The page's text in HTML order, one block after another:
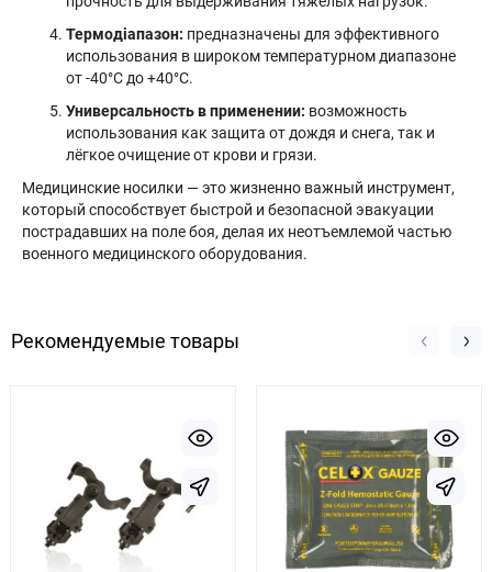
Термодіапазон: предназначены для эффективного
использования в широком температурном диапазоне
от -40°C до +40°C.
Универсальность в применении: возможность
использования как защита от дождя и снега, так и
лёгкое очищение от крови и грязи.
Медицинские носилки — это жизненно важный инструмент,
который способствует быстрой и безопасной эвакуации
пострадавших на поле боя, делая их неотъемлемой частью
военного медицинского оборудования.
Рекомендуемые товары